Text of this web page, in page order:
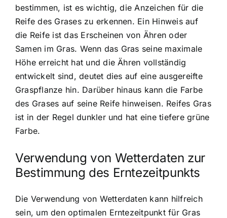
bestimmen, ist es wichtig, die Anzeichen für die
Reife des Grases zu erkennen. Ein Hinweis auf
die Reife ist das Erscheinen von Ähren oder
Samen im Gras. Wenn das Gras seine maximale
Höhe erreicht hat und die Ähren vollständig
entwickelt sind, deutet dies auf eine ausgereifte
Graspflanze hin. Darüber hinaus kann die Farbe
des Grases auf seine Reife hinweisen. Reifes Gras
ist in der Regel dunkler und hat eine tiefere grüne
Farbe.
Verwendung von Wetterdaten zur
Bestimmung des Erntezeitpunkts
Die Verwendung von Wetterdaten kann hilfreich
sein, um den optimalen Erntezeitpunkt für Gras